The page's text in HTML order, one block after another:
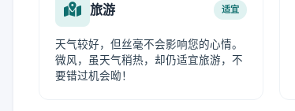
旅游 适宜
天气较好，但丝毫不会影响您的心情。
微风，虽天气稍热，却仍适宜旅游，不
要错过机会呦！